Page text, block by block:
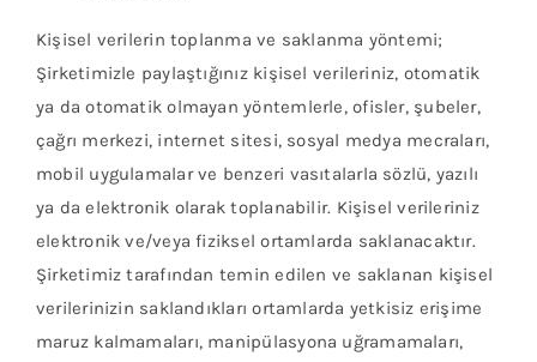
Kişisel verilerin toplanma ve saklanma yöntemi;
Şirketimizle paylaştığınız kişisel verileriniz, otomatik
ya da otomatik olmayan yöntemlerle, ofisler, şubeler,
çağrı merkezi, internet sitesi, sosyal medya mecraları,
mobil uygulamalar ve benzeri vasıtalarla sözlü, yazılı
ya da elektronik olarak toplanabilir. Kişisel verileriniz
elektronik ve/veya fiziksel ortamlarda saklanacaktır.
Şirketimiz tarafından temin edilen ve saklanan kişisel
verilerinizin saklandıkları ortamlarda yetkisiz erişime
maruz kalmamaları, manipülasyona uğramamaları,